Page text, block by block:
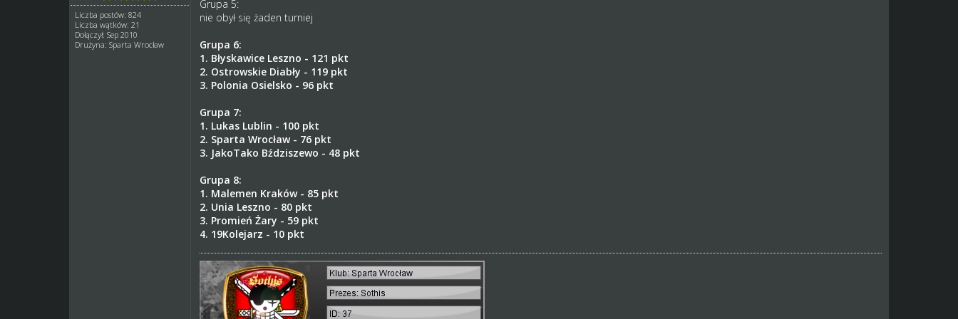
Liczba postów: 824
Liczba wątków: 21
Dołączył: Sep 2010
Drużyna: Sparta Wrocław
Grupa 5:
nie obył się żaden turniej
Grupa 6:
1. Błyskawice Leszno - 121 pkt
2. Ostrowskie Diabły - 119 pkt
3. Polonia Osielsko - 96 pkt
Grupa 7:
1. Lukas Lublin - 100 pkt
2. Sparta Wrocław - 76 pkt
3. JakoTako Bździszewo - 48 pkt
Grupa 8:
1. Malemen Kraków - 85 pkt
2. Unia Leszno - 80 pkt
3. Promień Żary - 59 pkt
4. 19Kolejarz - 10 pkt